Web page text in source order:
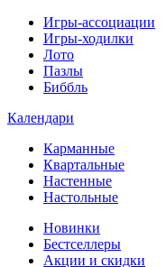
Игры-ассоциации
Игры-ходилки
Лото
Пазлы
Биббль
Календари
Карманные
Квартальные
Настенные
Настольные
Новинки
Бестселлеры
Акции и скидки